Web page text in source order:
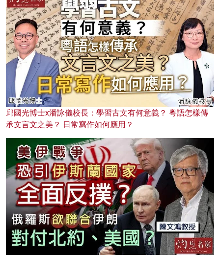
邱國光博士x潘詠儀校長：學習古文有何意義？ 粵語怎樣傳
承文言文之美？ 日常寫作如何應用？